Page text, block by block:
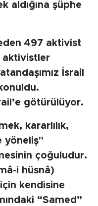
aldığına şüphe
497 aktivist
aktivistler
İsrail
götürülüyor.
kararlılık,
yöneliş"
çoğuludur.
i hüsnâ)
kendisine
“Samed”